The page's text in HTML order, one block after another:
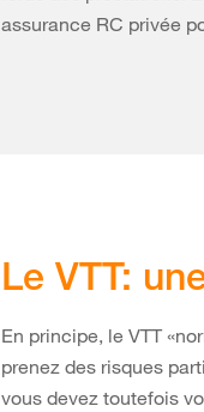
assurance RC privée
Le VTT:
En principe, le VTT
prenez des risques
vous devez toutefois